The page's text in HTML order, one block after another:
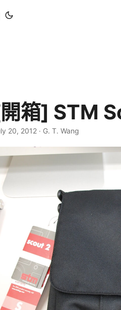
箱] STM
20, 2012 · G. T. Wang